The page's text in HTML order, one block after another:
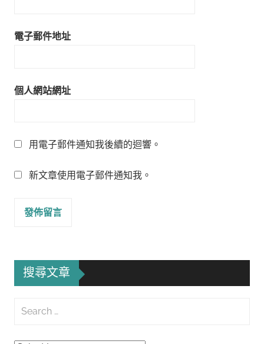
電子郵件地址
個人網站網址
用電子郵件通知我後續的迴響。
新文章使用電子郵件通知我。
搜尋文章
Search